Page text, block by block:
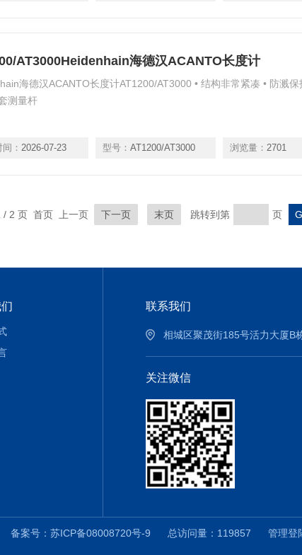
AT3000Heidenhain海德汉ACANTO长度计
海德汉ACANTO长度计AT1200/AT3000 • 结构非常紧凑 • 防溅保
测量杆
： 2026-07-23 型号： AT1200/AT3000 浏览量： 2701
/ 2 页 首页 上一页 下一页 末页 跳转到第 页
联系我们
相城区聚茂街185号活力大厦B
关注微信
备案号：苏ICP备08008720号-9 总访问量：119857 管理登